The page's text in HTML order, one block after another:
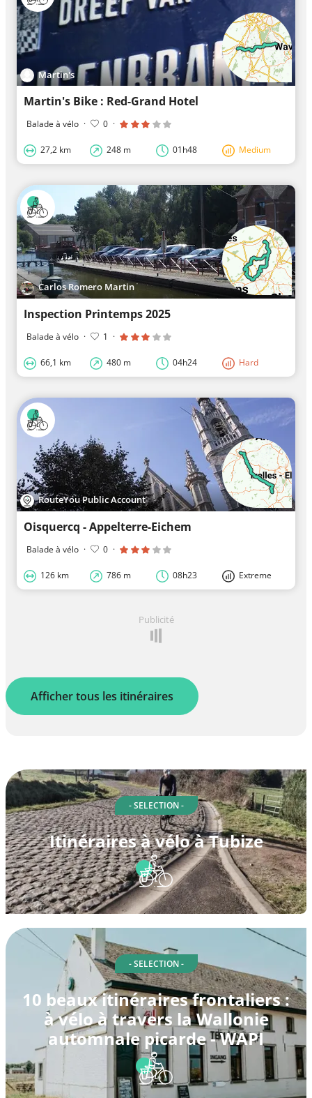
Martin's
Martin's Bike : Red-Grand Hotel
Balade à vélo · 0 ·
27,2 km 248 m 01h48 Medium
Carlos Romero Martin
Inspection Printemps 2025
Balade à vélo · 1 ·
66,1 km 480 m 04h24 Hard
RouteYou Public Account
Oisquercq - Appelterre-Eichem
Balade à vélo · 0 ·
126 km 786 m 08h23 Extreme
Publicité
Afficher tous les itinéraires
- SELECTION -
Itinéraires à vélo à Tubize
- SELECTION -
10 beaux itinéraires frontaliers :
à vélo à travers la Wallonie
automnale picarde - WAPI